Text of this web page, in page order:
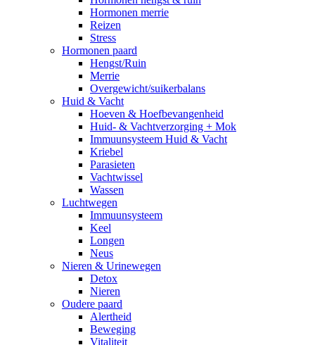
Hormonen merrie
Reizen
Stress
Hormonen paard
Hengst/Ruin
Merrie
Overgewicht/suikerbalans
Huid & Vacht
Hoeven & Hoefbevangenheid
Huid- & Vachtverzorging + Mok
Immuunsysteem Huid & Vacht
Kriebel
Parasieten
Vachtwissel
Wassen
Luchtwegen
Immuunsysteem
Keel
Longen
Neus
Nieren & Urinewegen
Detox
Nieren
Oudere paard
Alertheid
Beweging
Vitaliteit